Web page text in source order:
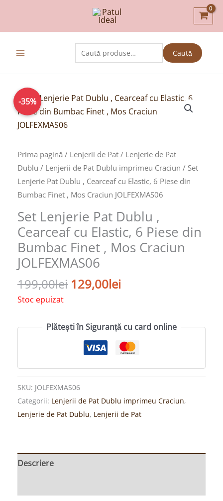
content
Caută
după:
Caută
-35%
Prima pagină/ Lenjerii de Pat / Lenjerie de Pat
Dublu / Lenjerii de Pat Dublu imprimeu Craciun / Set
Lenjerie Pat Dublu , Cearceaf cu Elastic, 6 Piese din
Bumbac Finet , Mos Craciun JOLFEXMAS06
Set Lenjerie Pat Dublu ,
Cearceaf cu Elastic, 6 Piese din
Bumbac Finet , Mos Craciun
JOLFEXMAS06
199,00lei
Prețul
inițial
199,00lei.
129,00lei
Prețul
curent
Stoc epuizat
Plătești în Siguranță cu card online
SKU: JOLFEXMAS06
Categorii: Lenjerii de Pat Dublu imprimeu Craciun,
Lenjerie de Pat Dublu, Lenjerii de Pat
Descriere